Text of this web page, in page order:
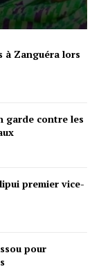
à Zanguéra lors
garde contre les
premier vice-
pour